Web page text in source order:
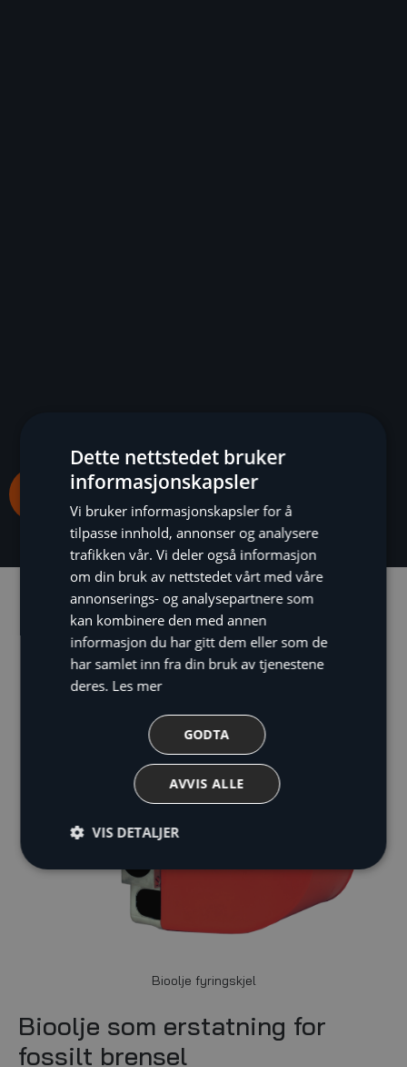
Kontakt oss
Bioolje fyringskjel
Bioolje som erstatning for
fossilt brensel
Dette nettstedet bruker
informasjonskapsler
Vi bruker informasjonskapsler for å
tilpasse innhold, annonser og analysere
trafikken vår. Vi deler også informasjon
om din bruk av nettstedet vårt med våre
annonserings- og analysepartnere som
kan kombinere den med annen
informasjon du har gitt dem eller som de
har samlet inn fra din bruk av tjenestene
deres. Les mer
GODTA
AVVIS ALLE
VIS DETALJER